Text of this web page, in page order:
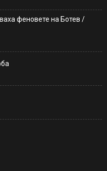
феновете на Ботев /